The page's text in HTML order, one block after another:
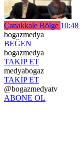
Çanakkale Bölge 10:48
bogazmedya
BEĞEN
bogazmedya
TAKİP ET
medyabogaz
TAKİP ET
@bogazmedyatv
ABONE OL